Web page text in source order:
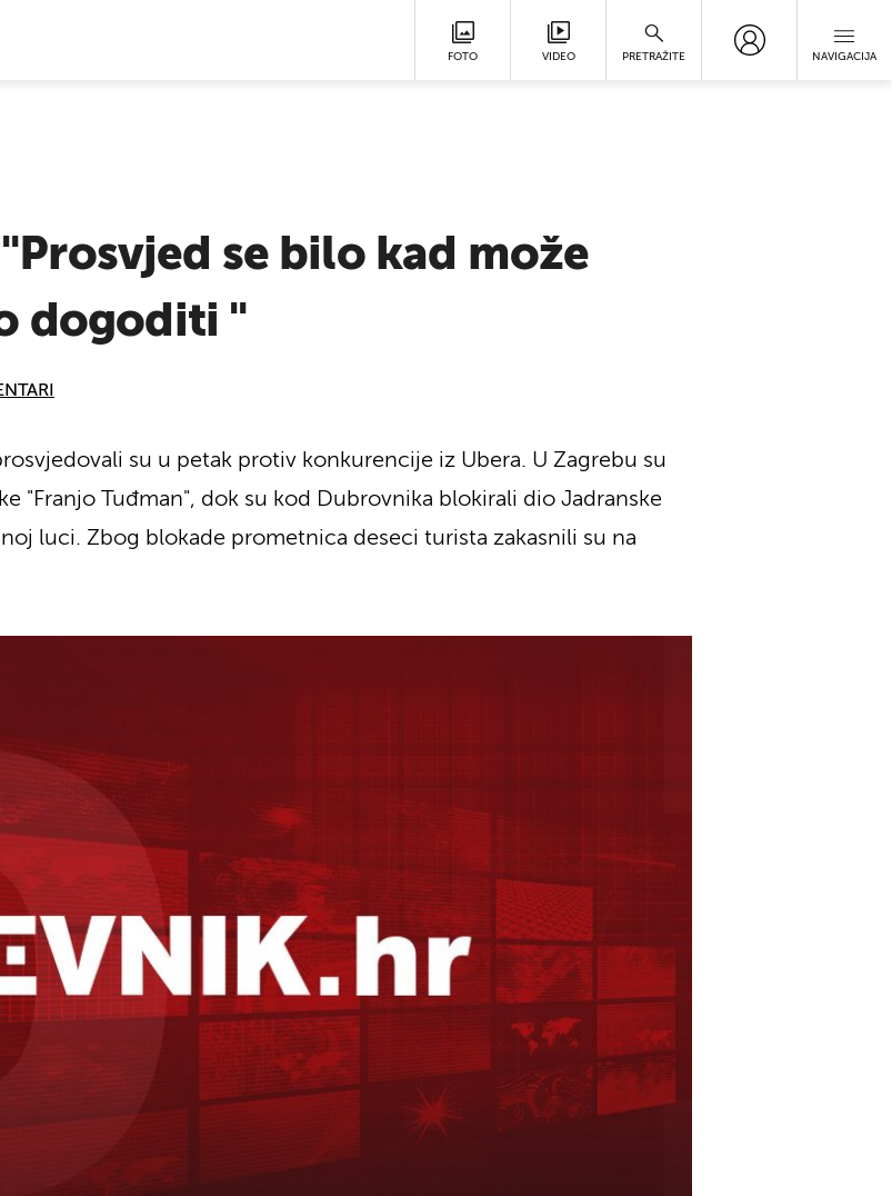
FOTO VIDEO PRETRAŽITE NAVIGACIJA
se bilo kad može
dogoditi "
su u petak protiv konkurencije iz Ubera. U Zagrebu su
"Franjo Tuđman", dok su kod Dubrovnika blokirali dio Jadranske
luci. Zbog blokade prometnica deseci turista zakasnili su na